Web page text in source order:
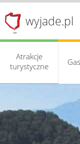
wyjade.pl
Atrakcje
turystyczne